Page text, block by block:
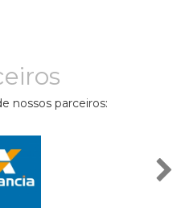
nossos parceiros: